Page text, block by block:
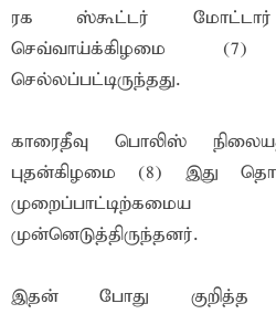
ரக ஸ்கூட்டர்
செவ்வாய்க்கிழமை
செல்லப்பட்டிருந்தது.
காரைதீவு பொலிஸ்
புதன்கிழமை (8) இது
முன்னெடுத்திருந்தனர்.
இதன் போது குறித்த